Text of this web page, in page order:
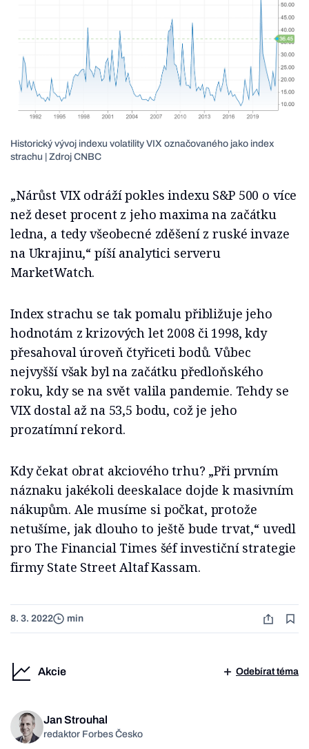
Historický vývoj indexu volatility VIX označovaného jako index
strachu | Zdroj CNBC
„Nárůst VIX odráží pokles indexu S&P 500 o více
než deset procent z jeho maxima na začátku
ledna, a tedy všeobecné zděšení z ruské invaze
na Ukrajinu,“ píší analytici serveru
MarketWatch.
Index strachu se tak pomalu přibližuje jeho
hodnotám z krizových let 2008 či 1998, kdy
přesahoval úroveň čtyřiceti bodů. Vůbec
nejvyšší však byl na začátku předloňského
roku, kdy se na svět valila pandemie. Tehdy se
VIX dostal až na 53,5 bodu, což je jeho
prozatímní rekord.
Kdy čekat obrat akciového trhu? „Při prvním
náznaku jakékoli deeskalace dojde k masivním
nákupům. Ale musíme si počkat, protože
netušíme, jak dlouho to ještě bude trvat,“ uvedl
pro The Financial Times šéf investiční strategie
firmy State Street Altaf Kassam.
8. 3. 2022 min
Akcie Odebírat téma
Jan Strouhal
redaktor Forbes Česko